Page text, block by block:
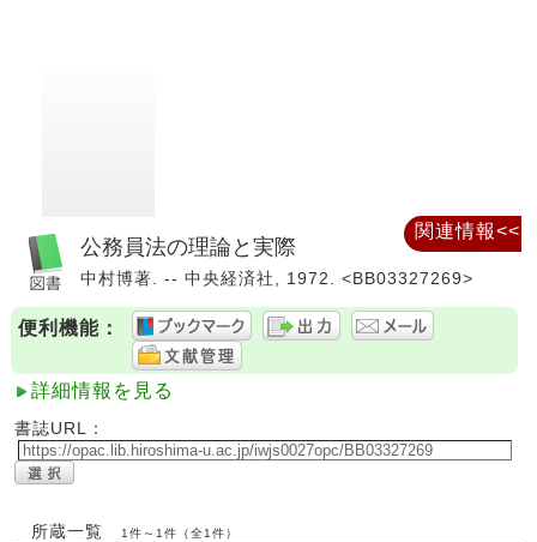
公務員法の理論と実際
中村博著. -- 中央経済社, 1972. <BB03327269>
便利機能：
詳細情報を見る
書誌URL：
所蔵一覧 1件～1件（全1件）
関連情報<<